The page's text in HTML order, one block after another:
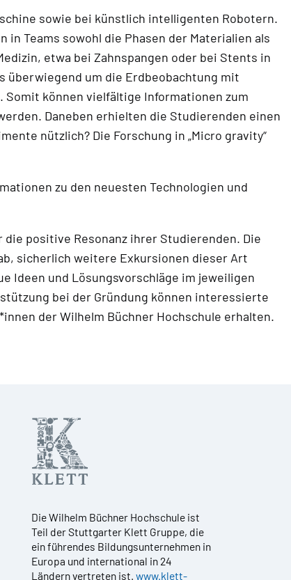
sowie bei künstlich intelligenten Robotern.
Teams sowohl die Phasen der Materialien als
etwa bei Zahnspangen oder bei Stents in
überwiegend um die Erdbeobachtung mit
Somit können vielfältige Informationen zum
Daneben erhielten die Studierenden einen
nützlich? Die Forschung in „Micro gravity“
zu den neuesten Technologien und
positive Resonanz ihrer Studierenden. Die
sicherlich weitere Exkursionen dieser Art
Ideen und Lösungsvorschläge im jeweiligen
bei der Gründung können interessierte
der Wilhelm Büchner Hochschule erhalten.
Die Wilhelm Büchner Hochschule ist
Teil der Stuttgarter Klett Gruppe, die
ein führendes Bildungsunternehmen in
Europa und international in 24
Ländern vertreten ist. www.klett-